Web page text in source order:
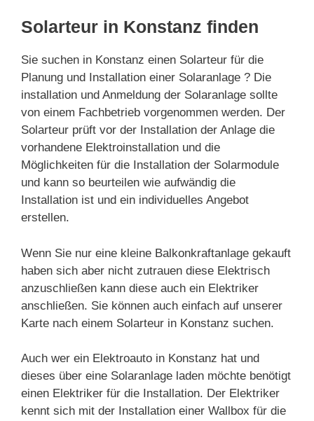
Solarteur in Konstanz finden
Sie suchen in Konstanz einen Solarteur für die
Planung und Installation einer Solaranlage ? Die
installation und Anmeldung der Solaranlage sollte
von einem Fachbetrieb vorgenommen werden. Der
Solarteur prüft vor der Installation der Anlage die
vorhandene Elektroinstallation und die
Möglichkeiten für die Installation der Solarmodule
und kann so beurteilen wie aufwändig die
Installation ist und ein individuelles Angebot
erstellen.
Wenn Sie nur eine kleine Balkonkraftanlage gekauft
haben sich aber nicht zutrauen diese Elektrisch
anzuschließen kann diese auch ein Elektriker
anschließen. Sie können auch einfach auf unserer
Karte nach einem Solarteur in Konstanz suchen.
Auch wer ein Elektroauto in Konstanz hat und
dieses über eine Solaranlage laden möchte benötigt
einen Elektriker für die Installation. Der Elektriker
kennt sich mit der Installation einer Wallbox für die